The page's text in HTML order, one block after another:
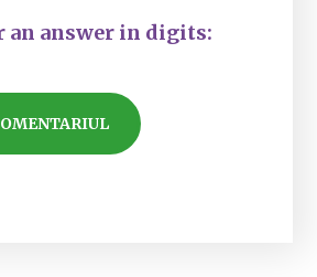
an answer in digits: